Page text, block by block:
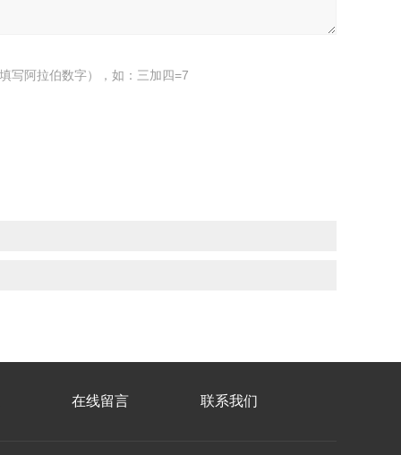
写阿拉伯数字），如：三加四=7
在线留言 联系我们